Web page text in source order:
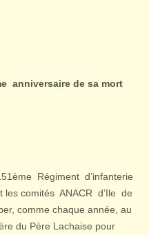
anniversaire de sa mort
Régiment d’infanterie
les comités ANACR d’Ile de
comme chaque année, au
du Père Lachaise pour